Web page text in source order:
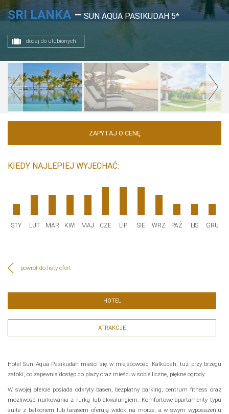
SRI LANKA – SUN AQUA PASIKUDAH 5*
dodaj do ulubionych
ZAPYTAJ O CENĘ
KIEDY NAJLEPIEJ WYJECHAĆ:
STY LUT MAR KWI MAJ CZE LIP SIE WRZ PAŹ LIS GRU
powrót do listy ofert
HOTEL
ATRAKCJE
Hotel Sun Aqua Pasikudah mieści się w miejscowości Kalkudah, tuż przy brzegu
zatoki, co zapewnia dostęp do plaży oraz mieści w sobie liczne, piękne ogrody.
W swojej ofercie posiada odkryty basen, bezpłatny parking, centrum fitness oraz
możliwość nurkowania z rurką lub akwalungiem. Komfortowe apartamenty typu
suite z balkonem lub tarasem oferują widok na morze, a w swym wyposażeniu